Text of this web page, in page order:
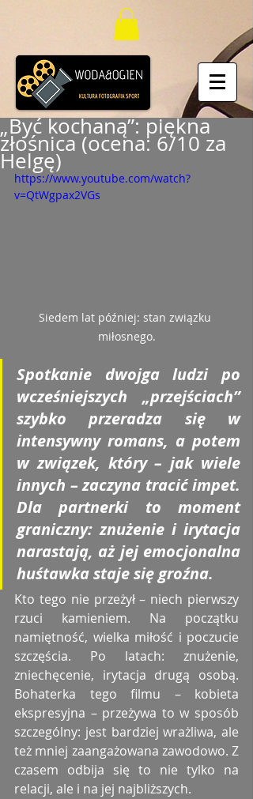
„Być kochaną”: piękna
złośnica (ocena: 6/10 za
Helgę)
https://www.youtube.com/watch?
v=QtWgpax2VGs
Siedem lat później: stan związku
miłosnego.
Spotkanie dwojga ludzi po
wcześniejszych „przejściach”
szybko przeradza się w
intensywny romans, a potem
w związek, który – jak wiele
innych – zaczyna tracić impet.
Dla partnerki to moment
graniczny: znużenie i irytacja
narastają, aż jej emocjonalna
huśtawka staje się groźna.
Kto tego nie przeżył – niech pierwszy
rzuci kamieniem. Na początku
namiętność, wielka miłość i poczucie
szczęścia. Po latach: znużenie,
zniechęcenie, irytacja drugą osobą.
Bohaterka tego filmu – kobieta
ekspresyjna – przeżywa to w sposób
szczególny: jest bardziej wrażliwa, ale
też mniej zaangażowana zawodowo. Z
czasem odbija się to nie tylko na
relacji, ale i na jej najbliższych.